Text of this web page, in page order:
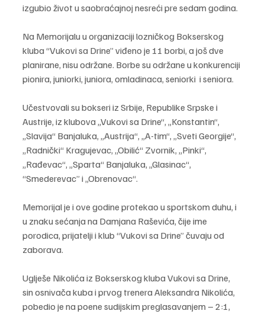
izgubio život u saobraćajnoj nesreći pre sedam godina.
Na Memorijalu u organizaciji lozničkog Bokserskog
kluba “Vukovi sa Drine” viđeno je 11 borbi, a još dve
planirane, nisu održane. Borbe su održane u konkurenciji
pionira, juniorki, juniora, omladinaca, seniorki  i seniora.
Učestvovali su bokseri iz Srbije, Republike Srpske i
Austrije, iz klubova „Vukovi sa Drine“, „Konstantin“,
„Slavija“ Banjaluka, „Austrija“, „A-tim“, „Sveti Georgije“,
„Radnički“ Kragujevac, „Obilić“ Zvornik, „Pinki“,
„Rađevac“, „Sparta“ Banjaluka, „Glasinac“,
“Smederevac” i „Obrenovac“.
Memorijal je i ove godine protekao u sportskom duhu, i
u znaku sećanja na Damjana Raševića, čije ime
porodica, prijatelji i klub “Vukovi sa Drine” čuvaju od
zaborava.
Uglješe Nikolića iz Bokserskog kluba Vukovi sa Drine,
sin osnivača kuba i prvog trenera Aleksandra Nikolića,
pobedio je na poene sudijskim preglasavanjem – 2:1,